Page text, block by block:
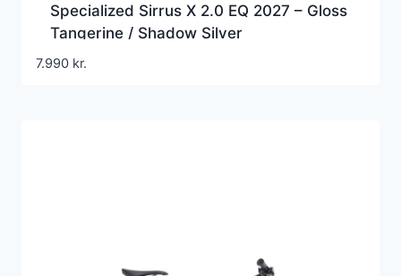
Specialized Sirrus X 2.0 EQ 2027 – Gloss
Tangerine / Shadow Silver
7.990 kr.